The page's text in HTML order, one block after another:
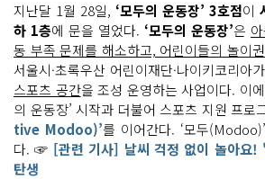
지난달 1월 28일, ‘모두의 운동장’ 3호점이
하 1층에 문을 열었다. ‘모두의 운동장’은
동 부족 문제를 해소하고, 어린이들의 놀이
서울시·초록우산 어린이재단·나이키코리아
스포츠 공간을 조성 운영하는 사업이다. 이
의 운동장’ 시작과 더불어 스포츠 지원 프로
tive Modoo)’를 이어간다. ‘모두
다. ☞ [관련 기사] 날씨 걱정 없이 놀아요!
탄생